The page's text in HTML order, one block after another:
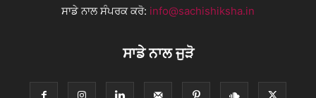
ਸਾਡੇ ਨਾਲ ਸੰਪਰਕ ਕਰੋ: info@sachishiksha.in
ਸਾਡੇ ਨਾਲ ਜੁੜੋ